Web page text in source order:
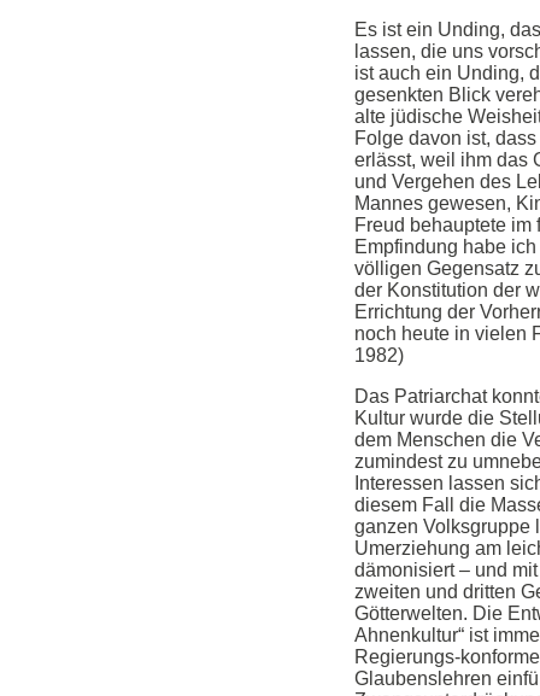
Es ist ein Unding,
lassen, die uns
ist auch ein Unding,
gesenkten Blick
alte jüdische
Folge davon ist,
erlässt, weil ihm das
und Vergehen des
Mannes gewesen,
Freud behauptete
Empfindung habe
völligen Gegensatz
der Konstitution der
Errichtung der
noch heute in vielen
1982)
Das Patriarchat
Kultur wurde die
dem Menschen die
zumindest zu
Interessen lassen
diesem Fall die
ganzen Volksgruppe
Umerziehung am
dämonisiert – und
zweiten und dritten
Götterwelten. Die
Ahnenkultur“ ist
Regierungs-
Glaubenslehren